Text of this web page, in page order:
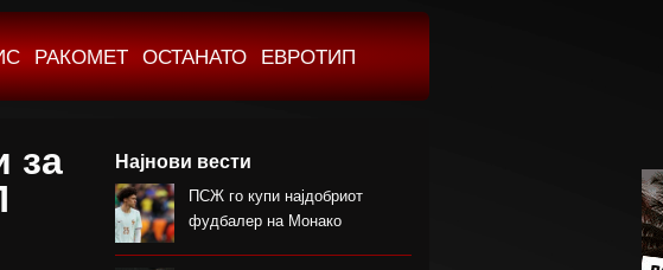
РАКОМЕТ ОСТАНАТО ЕВРОТИП
за
Најнови вести
ПСЖ го купи најдобриот
фудбалер на Монако